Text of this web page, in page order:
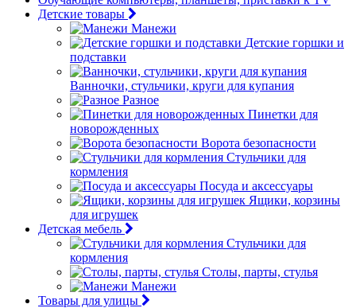
Детские товары
Манежи
Детские горшки и
подставки
Ванночки, стульчики, круги для купания
Разное
Пинетки для
новорожденных
Ворота безопасности
Стульчики для
кормления
Посуда и аксессуары
Ящики, корзины
для игрушек
Детская мебель
Стульчики для
кормления
Столы, парты, стулья
Манежи
Товары для улицы